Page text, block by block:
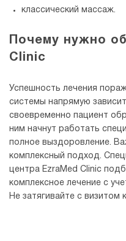
классический массаж.
Почему нужно
Clinic
Успешность лечения
системы напрямую
своевременно пациент
ним начнут работать
полное выздоровление.
комплексный подход.
центра EzraMed Clinic
комплексное лечение с
Не затягивайте с визитом